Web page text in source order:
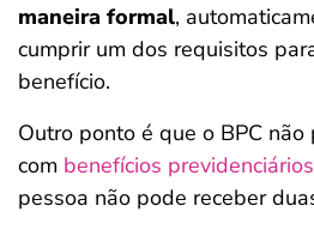
maneira formal,
cumprir um dos requisitos
benefício.
Outro ponto é que o BPC
com benefícios previdenciários
pessoa não pode receber